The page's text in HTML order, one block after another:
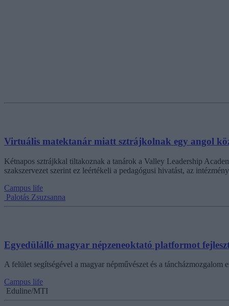
Virtuális matektanár miatt sztrájkolnak egy angol
Kétnapos sztrájkkal tiltakoznak a tanárok a Valley Leadership
szakszervezet szerint ez leértékeli a pedagógusi hivatást, az
Campus life
Palotás Zsuzsanna
Egyedülálló magyar népzeneoktató platformot
A felület segítségével a magyar népművészet és a
Campus life
Eduline/MTI